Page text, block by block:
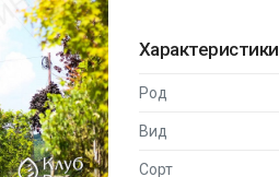
Характеристики
Род
Вид
Сорт